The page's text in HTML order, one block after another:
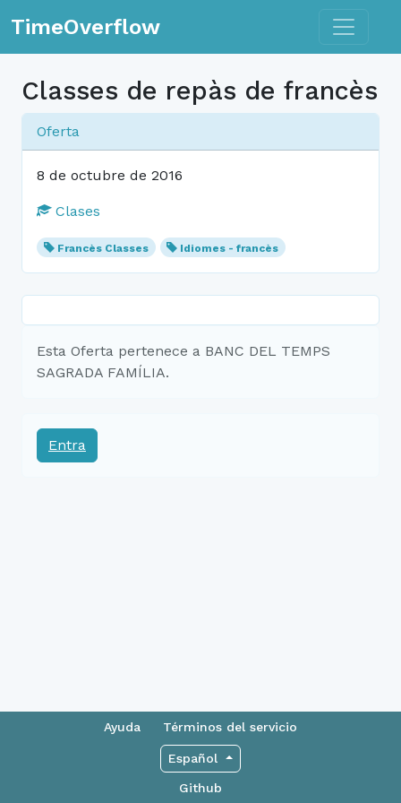
TimeOverflow Toggle
Classes de repàs de francès
Oferta
8 de octubre de 2016
Clases
Francès Classes Idiomes - francès
Esta Oferta pertenece a BANC DEL TEMPS
SAGRADA FAMÍLIA.
Entra
Ayuda Términos del servicio
Español
Github